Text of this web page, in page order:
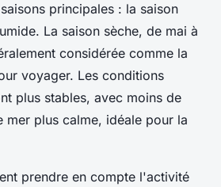
principales : la saison
La saison sèche, de mai à
considérée comme la
voyager. Les conditions
plus stables, avec moins de
mer plus calme, idéale pour la
prendre en compte l'activité